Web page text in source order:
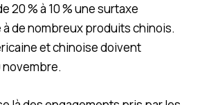
20 % à 10 % une surtaxe
de nombreux produits chinois.
et chinoise doivent
novembre.